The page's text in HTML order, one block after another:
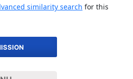
similarity search for this